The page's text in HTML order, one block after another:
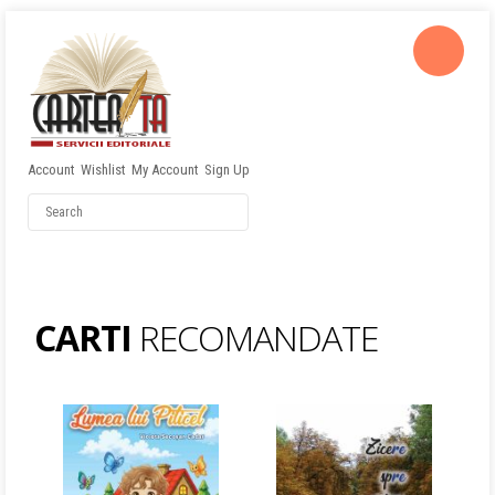
Account Wishlist My Account Sign Up
CARTI RECOMANDATE